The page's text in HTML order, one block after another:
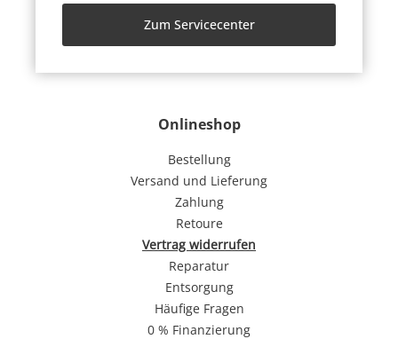
Onlineshop
Bestellung
Versand und Lieferung
Zahlung
Retoure
Vertrag widerrufen
Reparatur
Entsorgung
Häufige Fragen
0 % Finanzierung
Zum Servicecenter